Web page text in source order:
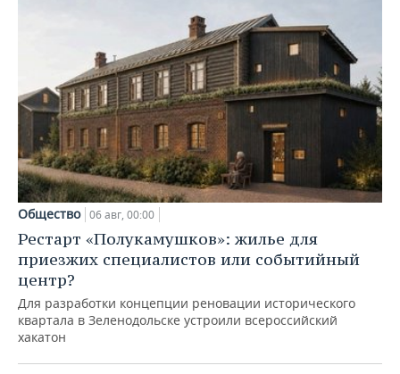
Общество 06 авг, 00:00
Рестарт «Полукамушков»: жилье для
приезжих специалистов или событийный
центр?
Для разработки концепции реновации исторического
квартала в Зеленодольске устроили всероссийский
хакатон